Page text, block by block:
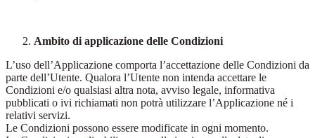
Ambito di applicazione delle Condizioni
L’uso dell’Applicazione comporta l’accettazione delle Condizioni da
parte dell’Utente. Qualora l’Utente non intenda accettare le
Condizioni e/o qualsiasi altra nota, avviso legale, informativa
pubblicati o ivi richiamati non potrà utilizzare l’Applicazione né i
relativi servizi.
Le Condizioni possono essere modificate in ogni momento.